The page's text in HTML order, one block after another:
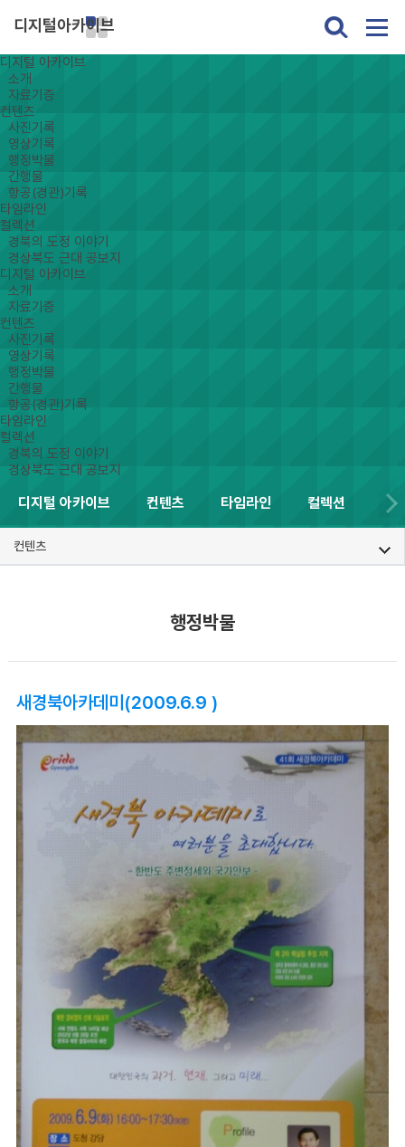
디지털아카이브
디지털 아카이브
소개
자료기증
컨텐츠
사진기록
영상기록
행정박물
간행물
항공(경관)기록
타임라인
컬렉션
경북의 도정 이야기
경상북도 근대 공보지
디지털 아카이브
소개
자료기증
컨텐츠
사진기록
영상기록
행정박물
간행물
항공(경관)기록
타임라인
컬렉션
경북의 도정 이야기
경상북도 근대 공보지
디지털 아카이브 컨텐츠 타임라인 컬렉션
컨텐츠
행정박물
새경북아카데미(2009.6.9 )